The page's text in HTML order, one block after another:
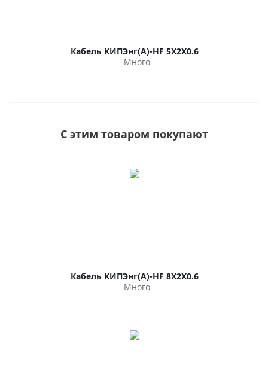
Кабель КИПЭнг(А)-HF 5Х2Х0.6
Много
С этим товаром покупают
Кабель КИПЭнг(А)-HF 8Х2Х0.6
Много